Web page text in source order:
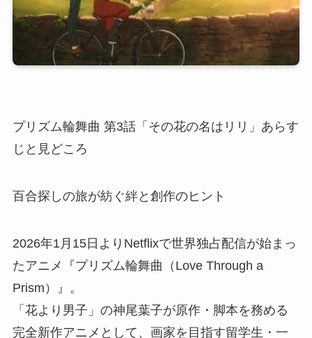
プリズム輪舞曲 第3話「その花の名はリリ」あらす
じと見どころ
百合探しの旅が紡ぐ絆と創作のヒント
2026年1月15日よりNetflixで世界独占配信が始まっ
たアニメ『プリズム輪舞曲（Love Through a
Prism）』。
「花より男子」の神尾葉子が原作・脚本を務める
完全新作アニメとして、画家を目指す留学生・一